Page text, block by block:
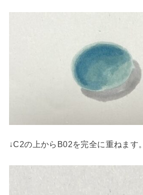
↓C2の上からB02を完全に重ねます。